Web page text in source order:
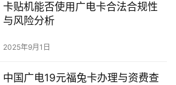
卡贴机能否使用广电卡合法合规性
与风险分析
2025年9月1日
中国广电19元福兔卡办理与资费查